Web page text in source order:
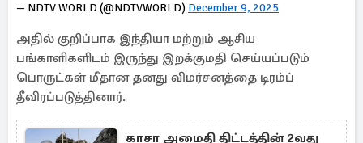
— NDTV WORLD (@NDTVWORLD) December 9, 2025
அதில் குறிப்பாக இந்தியா மற்றும் ஆசிய
பங்காளிகளிடம் இருந்து இறக்குமதி செய்யப்படும்
பொருட்கள் மீதான தனது விமர்சனத்தை டிரம்ப்
தீவிரப்படுத்தினார்.
காசா அமைதி திட்டத்தின் 2வது